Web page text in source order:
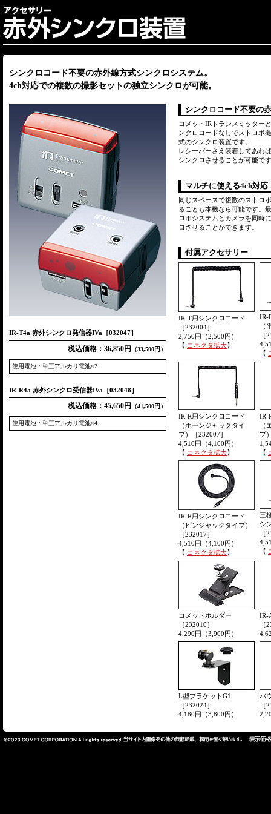
シンクロコード不要の赤外線方式シンクロシステム。
4ch対応での複数の撮影セットの独立シンクロが可能。
IR-T4a 赤外シンクロ発信器IVa［032047］
税込価格：36,850円 （33,500円）
使用電池：単三アルカリ電池×2
IR-R4a 赤外シンクロ受信器IVa［032048］
税込価格：45,650円 （41,500円）
使用電池：単三アルカリ電池×4
シンクロコード不要の
コメットIRトランスミッター
ンクロコードなしでストロボ
式のシンクロ装置です。
レシーバーさえ装着してあれ
シンクロさせることが可能で
マルチに使える4ch対応
同じスペースで複数のストロ
ることも本機なら可能です。
ロボシステムとカメラを同時
ロさせることができます。
付属アクセサリー
IR-T用シンクロコード
［232004］
2,750円（2,500円）
【 コネクタ拡大】
IR-
（
［
【
IR-R用シンクロコード
（ホーンジャックタイ
プ）［232007］
4,510円（4,100円）
【 コネクタ拡大】
IR-
（
プ
【
IR-R用シンクロコード
（ピンジャックタイプ）
［232017］
4,510円（4,100円）
【 コネクタ拡大】
三
シ
［
【
コメットホルダー
［232010］
4,290円（3,900円）
IR-
［
L型ブラケットG1
［232024］
4,180円（3,800円）
バ
［